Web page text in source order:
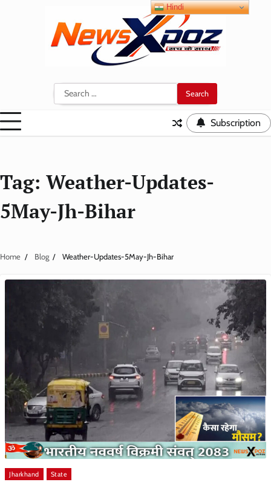
Search
for:
Subscription
Tag: Weather-Updates-
5May-Jh-Bihar
Home Blog Weather-Updates-5May-Jh-Bihar
Jharkhand State
Hindi